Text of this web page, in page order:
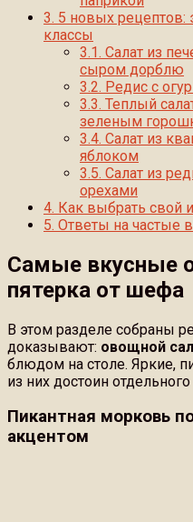
3. 5 новых
классы
3.1. Салат из
сыром дорблю
3.2. Редис с
3.3. Теплый
зеленым
3.4. Салат из
яблоком
3.5. Салат из
орехами
4. Как выбрать свой
5. Ответы на частые
Самые вкусные
пятерка от шефа
В этом разделе собраны
доказывают: овощной
блюдом на столе. Яркие,
из них достоин
Пикантная морковь
акцентом